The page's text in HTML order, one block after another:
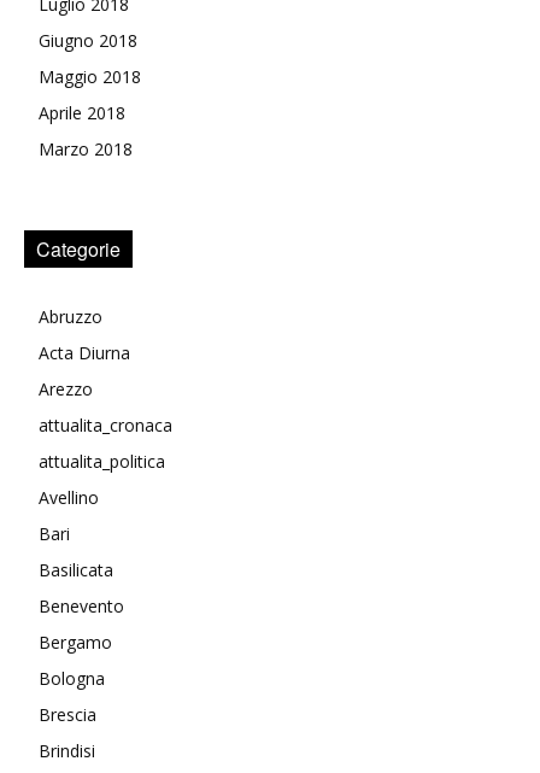
Giugno 2018
Maggio 2018
Aprile 2018
Marzo 2018
Categorie
Abruzzo
Acta Diurna
Arezzo
attualita_cronaca
attualita_politica
Avellino
Bari
Basilicata
Benevento
Bergamo
Bologna
Brescia
Brindisi